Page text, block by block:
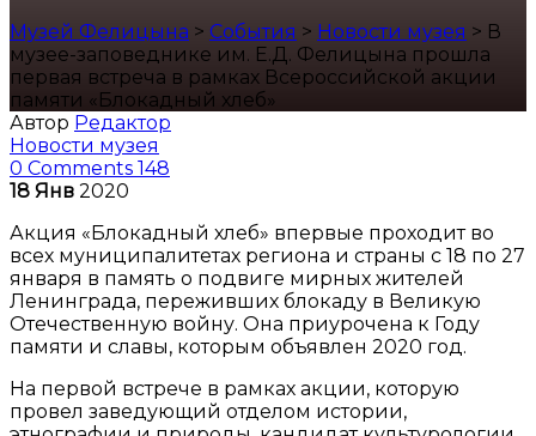
Музей Фелицына > События > Новости музея > В
музее-заповеднике им. Е.Д. Фелицына прошла
первая встреча в рамках Всероссийской акции
памяти «Блокадный хлеб»
Автор Редактор
Новости музея
0 Comments 148
18 Янв 2020
Акция «Блокадный хлеб» впервые проходит во
всех муниципалитетах региона и страны с 18 по 27
января в память о подвиге мирных жителей
Ленинграда, переживших блокаду в Великую
Отечественную войну. Она приурочена к Году
памяти и славы, которым объявлен 2020 год.
На первой встрече в рамках акции, которую
провел заведующий отделом истории,